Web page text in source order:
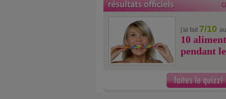
j'ai fait 7/10
10
pendant